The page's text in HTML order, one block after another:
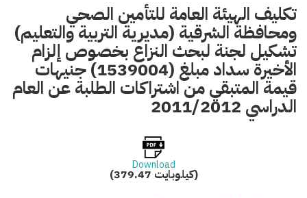
تكليف الهيئة العامة للتأمين الصحي
ومحافظة الشرقية (مديرية التربية والتعليم)
تشكيل لجنة لبحث النزاع بخصوص إلزام
الأخيرة سداد مبلغ (1539004) جنيهات
قيمة المتبقي من اشتراكات الطلبة عن العام
الدراسي 2011/2012
Download
(379.47 كيلوبايت)